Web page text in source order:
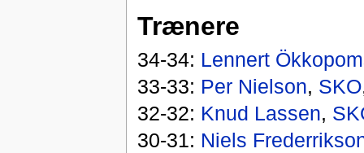
Trænere
34-34: Lennert
33-33: Per Nielson, SKO
32-32: Knud Lassen,
30-31: Niels